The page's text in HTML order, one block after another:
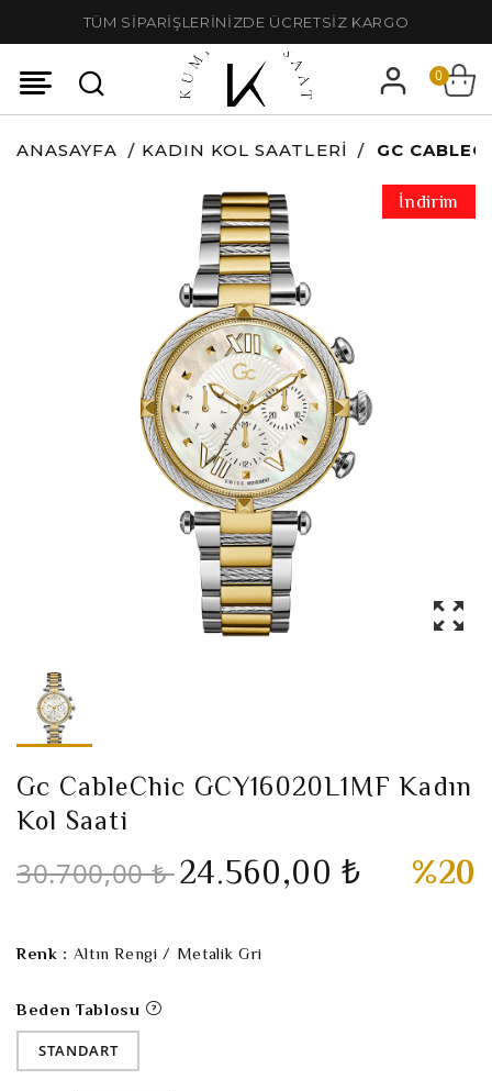
TÜM SİPARİŞLERİNİZDE ÜCRETSİZ KARGO
0
ANASAYFA KADIN KOL SAATLERI GC
İndirim
Gc CableChic GCY16020L1MF Kadın
Kol Saati
30.700,00 ₺24.560,00 ₺ %20
Renk : Altın Rengi / Metalik Gri
Beden Tablosu
STANDART